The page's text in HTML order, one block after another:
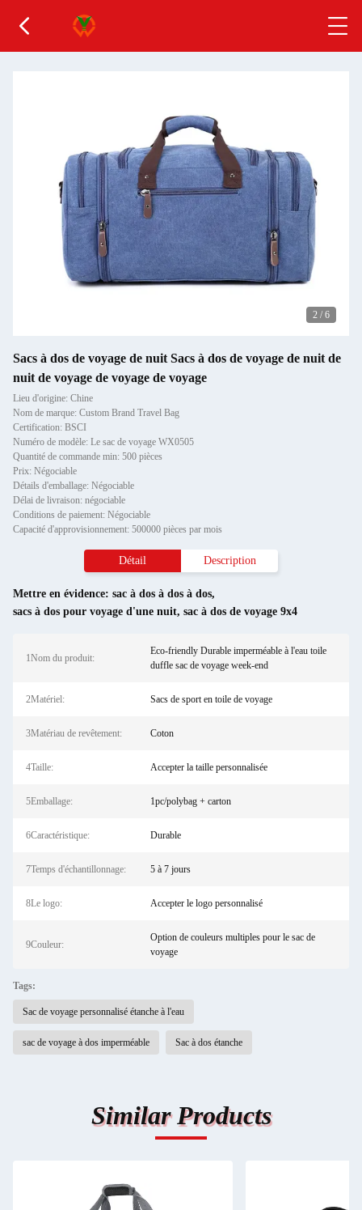
2 / 6
Sacs à dos de voyage de nuit Sacs à dos de voyage de nuit de
nuit de voyage de voyage de voyage
Lieu d'origine: Chine
Nom de marque: Custom Brand Travel Bag
Certification: BSCI
Numéro de modèle: Le sac de voyage WX0505
Quantité de commande min: 500 pièces
Prix: Négociable
Détails d'emballage: Négociable
Délai de livraison: négociable
Conditions de paiement: Négociable
Capacité d'approvisionnement: 500000 pièces par mois
Détail Description
Mettre en évidence: sac à dos à dos à dos,
sacs à dos pour voyage d'une nuit, sac à dos de voyage 9x4
1Nom du produit:
Eco-friendly Durable imperméable à l'eau toile
duffle sac de voyage week-end
2Matériel: Sacs de sport en toile de voyage
3Matériau de revêtement: Coton
4Taille: Accepter la taille personnalisée
5Emballage: 1pc/polybag + carton
6Caractéristique: Durable
7Temps d'échantillonnage: 5 à 7 jours
8Le logo: Accepter le logo personnalisé
9Couleur:
Option de couleurs multiples pour le sac de
voyage
Tags:
Sac de voyage personnalisé étanche à l'eau
sac de voyage à dos imperméable Sac à dos étanche
Similar Products